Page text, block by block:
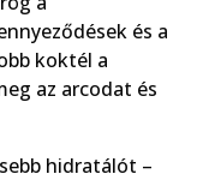
és a
koktél a
az arcodat és
hidratálót –